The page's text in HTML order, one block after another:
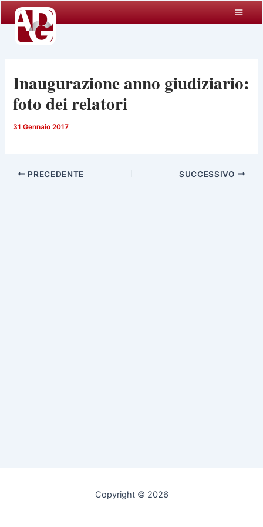
contenuto
Inaugurazione anno giudiziario:
foto dei relatori
31 Gennaio 2017
PRECEDENTE SUCCESSIVO
Copyright © 2026